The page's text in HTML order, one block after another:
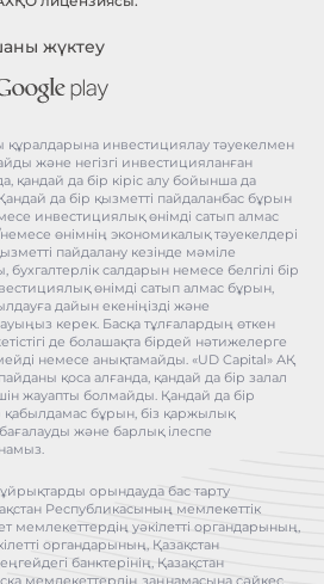
жүктеу
құралдарына инвестициялау тәуекелмен
және негізгі инвестицияланған
қандай да бір кіріс алу бойынша да
Қандай да бір қызметті пайдаланбас бұрын
инвестициялық өнімді сатып алмас
өнімнің экономикалық тәуекелдері
пайдалану кезінде мәміле
салдарын немесе белгілі бір
өнімді сатып алмас бұрын,
дайын екеніңізді және
керек. Басқа тұлғалардың өткен
де болашақта бірдей нәтижелерге
немесе анықтамайды. «UD Capital» АҚ
қоса алғанда, қандай да бір залал
жауапты болмайды. Қандай да бір
бұрын, біз қаржылық
бағалауды және барлық ілеспе
орындауда бас тарту
Республикасының мемлекеттік
мемлекеттердің уәкілетті органдарының,
органдарының, Қазақстан
банктерінің, Қазақстан